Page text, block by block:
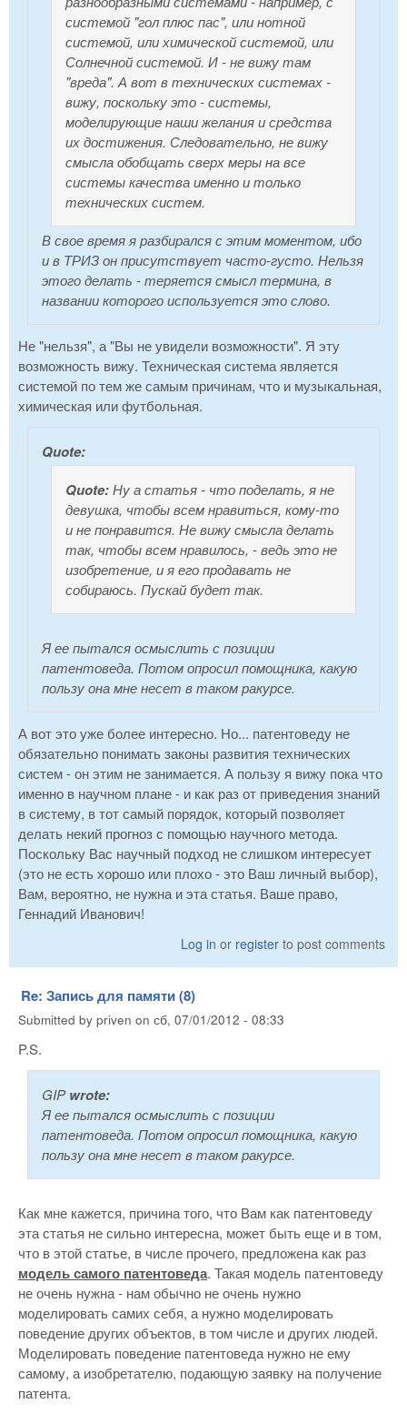
системой "гол плюс пас", или нотной
системой, или химической системой, или
Солнечной системой. И - не вижу там
"вреда". А вот в технических системах -
вижу, поскольку это - системы,
моделирующие наши желания и средства
их достижения. Следовательно, не вижу
смысла обобщать сверх меры на все
системы качества именно и только
технических систем.
В свое время я разбирался с этим моментом, ибо
и в ТРИЗ он присутствует часто-густо. Нельзя
этого делать - теряется смысл термина, в
названии которого используется это слово.
Не "нельзя", а "Вы не увидели возможности". Я эту
возможность вижу. Техническая система является
системой по тем же самым причинам, что и музыкальная,
химическая или футбольная.
Quote:
Quote:Ну а статья - что поделать, я не
девушка, чтобы всем нравиться, кому-то
и не понравится. Не вижу смысла делать
так, чтобы всем нравилось, - ведь это не
изобретение, и я его продавать не
собираюсь. Пускай будет так.
Я ее пытался осмыслить с позиции
патентоведа. Потом опросил помощника, какую
пользу она мне несет в таком ракурсе.
А вот это уже более интересно. Но... патентоведу не
обязательно понимать законы развития технических
систем - он этим не занимается. А пользу я вижу пока что
именно в научном плане - и как раз от приведения знаний
в систему, в тот самый порядок, который позволяет
делать некий прогноз с помощью научного метода.
Поскольку Вас научный подход не слишком интересует
(это не есть хорошо или плохо - это Ваш личный выбор),
Вам, вероятно, не нужна и эта статья. Ваше право,
Геннадий Иванович!
Log in or register to post comments
Re: Запись для памяти (8)
Submitted by priven on сб, 07/01/2012 - 08:33
P.S.
GIPwrote:
Я ее пытался осмыслить с позиции
патентоведа. Потом опросил помощника, какую
пользу она мне несет в таком ракурсе.
Как мне кажется, причина того, что Вам как патентоведу
эта статья не сильно интересна, может быть еще и в том,
что в этой статье, в числе прочего, предложена как раз
модель самого патентоведа. Такая модель патентоведу
не очень нужна - нам обычно не очень нужно
моделировать самих себя, а нужно моделировать
поведение других объектов, в том числе и других людей.
Моделировать поведение патентоведа нужно не ему
самому, а изобретателю, подающую заявку на получение
патента.